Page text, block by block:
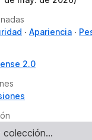
Apariencia
2.0